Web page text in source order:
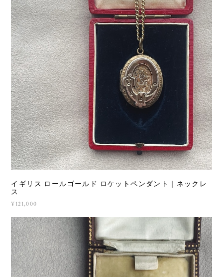
イギリス ロールゴールド ロケットペンダント｜ネックレ
ス
¥121,000